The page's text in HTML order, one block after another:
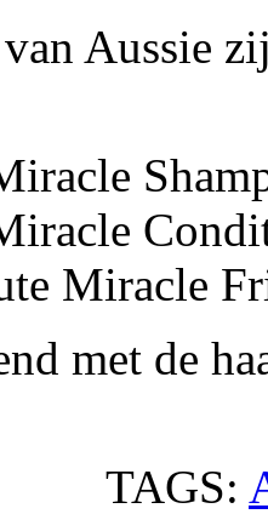
Aussie
Miracle
met de
TAGS: